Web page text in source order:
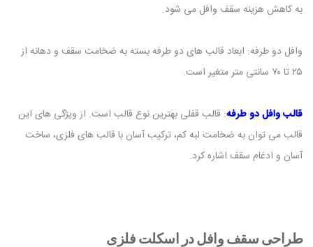
به کاهش هزینه سقف وافل می شود.
وافل دو طرفه: ابعاد قالب های دو طرفه بسته به ضخامت سقف و دهانه از
۲۵ تا ۷۰ سانتی متر متغیر است.
قالب وافل دو طرفه: قالب قفلی بهترین نوع قالب است. از ویژگی های این
قالب می توان به ضخامت لبه کم، ترکیب آسان با قالب های فلزی، ساخت
آسان و ادغام سقف اشاره کرد.
طراحی سقف وافل در اسکلت فلزی